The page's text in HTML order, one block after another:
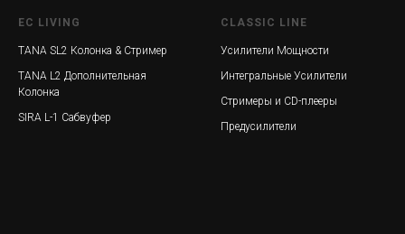
EC LIVING
TANA SL2 Колонка & Стример
TANA L2 Дополнительная
Колонка
SIRA L-1 Сабвуфер
CLASSIC LINE
Усилители Мощности
Интегральные Усилители
Стримеры и CD-плееры
Предусилители